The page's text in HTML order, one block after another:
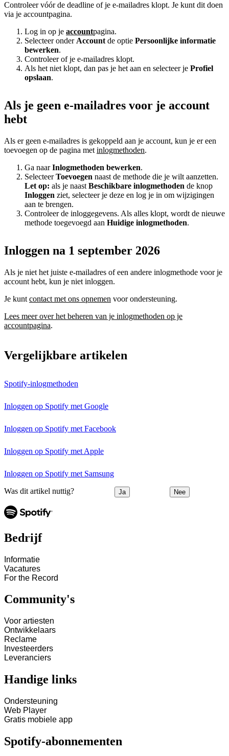
Controleer vóór de deadline of je e-mailadres klopt. Je kunt dit doen
via je accountpagina.
Log in op je accountpagina.
Selecteer onder Account de optie Persoonlijke informatie
bewerken.
Controleer of je e-mailadres klopt.
Als het niet klopt, dan pas je het aan en selecteer je Profiel
opslaan.
Als je geen e-mailadres voor je account
hebt
Als er geen e-mailadres is gekoppeld aan je account, kun je er een
toevoegen op de pagina met inlogmethoden.
Ga naarInlogmethoden bewerken.
SelecteerToevoegen naast de methode die je wilt aanzetten.
Let op: als je naast Beschikbare inlogmethoden de knop
Inloggen ziet, selecteer je deze en log je in om wijzigingen
aan te brengen.
Controleer de inloggegevens. Als alles klopt, wordt de nieuwe
methode toegevoegd aan Huidige inlogmethoden.
Inloggen na 1 september 2026
Als je niet het juiste e-mailadres of een andere inlogmethode voor je
account hebt, kun je niet inloggen.
Je kunt contact met ons opnemen voor ondersteuning.
Lees meer over het beheren van je inlogmethoden op je
accountpagina.
Vergelijkbare artikelen
Spotify-inlogmethoden
Inloggen op Spotify met Google
Inloggen op Spotify met Facebook
Inloggen op Spotify met Apple
Inloggen op Spotify met Samsung
Was dit artikel nuttig? Ja Nee
Bedrijf
Informatie
Vacatures
For the Record
Community's
Voor artiesten
Ontwikkelaars
Reclame
Investeerders
Leveranciers
Handige links
Ondersteuning
Web Player
Gratis mobiele app
Spotify-abonnementen